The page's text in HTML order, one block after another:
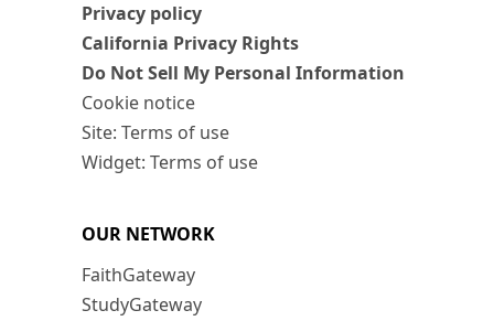
Privacy policy
California Privacy Rights
Do Not Sell My Personal Information
Cookie notice
Site: Terms of use
Widget: Terms of use
OUR NETWORK
FaithGateway
StudyGateway